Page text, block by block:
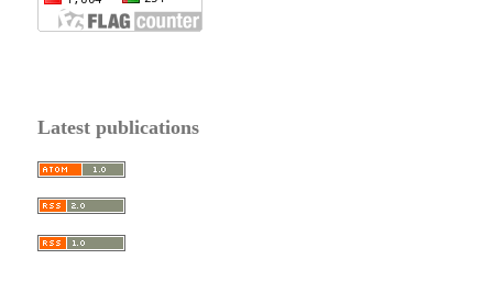
Latest publications